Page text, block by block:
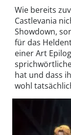
Wie bereits
Castlevania
Showdown,
für das
einer Art
hat und dass
wohl